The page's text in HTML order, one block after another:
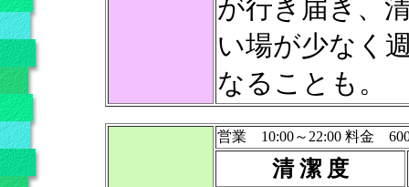
が行き届き、
い場が少なく
なることも。
営業 10:00～22:00 料金
清 潔 度